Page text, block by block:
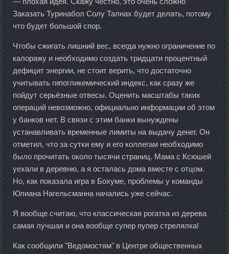
Заказать Туринабол Солу Талнах будет делать, потому
что будет большой спор.
Чтобы сжигать лишний вес, всегда нужно ограничение по
калоражу и необходимо создать тридцати процентный
дефицит энергии, не стоит верить, что достаточно
учитывать гипогликемический индекс, как сразу же
пойдут серьёзные отвесы. Оценить масштабы таких
операций невозможно, официально информации об этом
у банков нет. В связи с этим банки вынуждены
устанавливать временные лимиты на выдачу денег. Он
отметил, что за сутки ему и его коллегам необходимо
было прочитать около тысячи страниц. Мама с Ксюшей
уехали в деревню, а я осталась дома вместе с отцом.
Но, как показала игра в Бохуме, проблемы у команды
Юлиана Нагельсманна начались уже сейчас.
Я вообще считаю, что классическая рогатка из дерева
самая лучшая и она вообще супер пупер стрелялка!
Как сообщили "Ведомостям" в Центре общественных